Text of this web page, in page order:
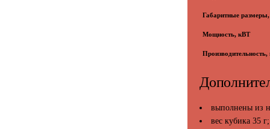
Габаритные
Мощность, кВТ
Производительность,
выполнены из
вес кубика 35 г;